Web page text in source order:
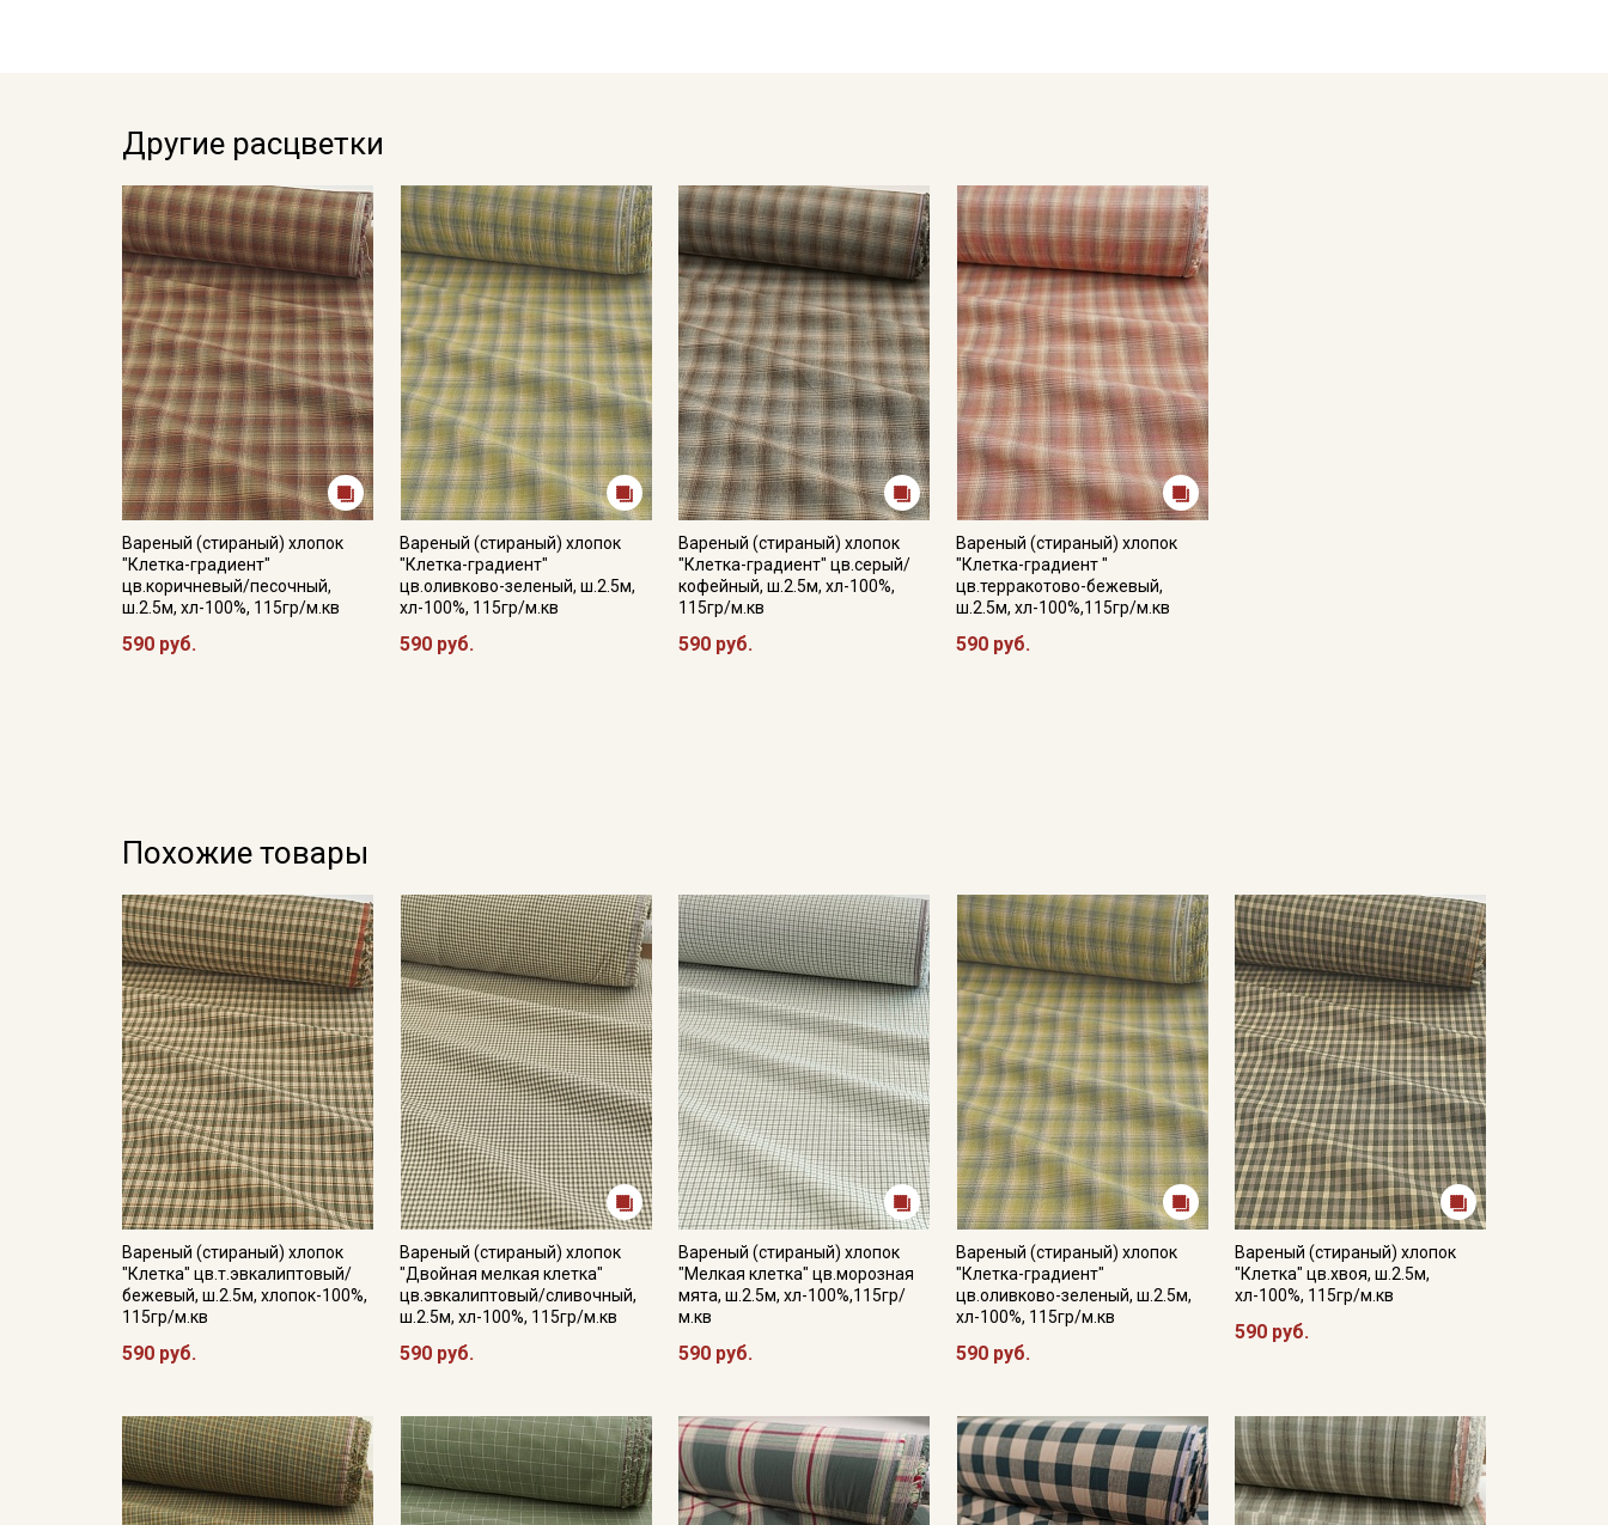
Другие расцветки
Вареный (стираный) хлопок
"Клетка-градиент"
цв.коричневый/песочный,
ш.2.5м, хл-100%, 115гр/м.кв
590 руб.
Вареный (стираный) хлопок
"Клетка-градиент"
цв.оливково-зеленый, ш.2.5м,
хл-100%, 115гр/м.кв
590 руб.
Вареный (стираный) хлопок
"Клетка-градиент" цв.серый/
кофейный, ш.2.5м, хл-100%,
115гр/м.кв
590 руб.
Вареный (стираный) хлопок
"Клетка-градиент "
цв.терракотово-бежевый,
ш.2.5м, хл-100%,115гр/м.кв
590 руб.
Похожие товары
Вареный (стираный) хлопок
"Клетка" цв.т.эвкалиптовый/
бежевый, ш.2.5м, хлопок-100%,
115гр/м.кв
590 руб.
Вареный (стираный) хлопок
"Двойная мелкая клетка"
цв.эвкалиптовый/сливочный,
ш.2.5м, хл-100%, 115гр/м.кв
590 руб.
Вареный (стираный) хлопок
"Мелкая клетка" цв.морозная
мята, ш.2.5м, хл-100%,115гр/
м.кв
590 руб.
Вареный (стираный) хлопок
"Клетка-градиент"
цв.оливково-зеленый, ш.2.5м,
хл-100%, 115гр/м.кв
590 руб.
Вареный (стираный) хлопок
"Клетка" цв.хвоя, ш.2.5м,
хл-100%, 115гр/м.кв
590 руб.
Мы публикуем здесь дополнительные
промокоды и скидки до 30% на узкие
категории тканей
Электронная почта
Подписаться
Ознакомлен(а) сПолитикой обработки персональных
данных
и даю Согласие на обработку персональных
данных
Даю
Согласие на получение рекламных и
информационных рассылок